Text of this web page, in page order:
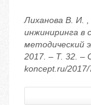
Лиханова В. И.
инжиниринга в
методический
2017. – Т. 32. –
koncept.ru/2017/